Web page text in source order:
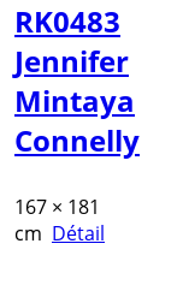
RK0483
Jennifer
Mintaya
Connelly
167 × 181
cm Détail